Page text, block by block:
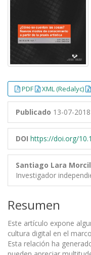
PDF XML (Redalyc)
Publicado 13-07-2018
DOI https://doi.org/
Santiago Lara
Investigador
Resumen
Este artículo expone
cultura digital en el
Esta relación ha